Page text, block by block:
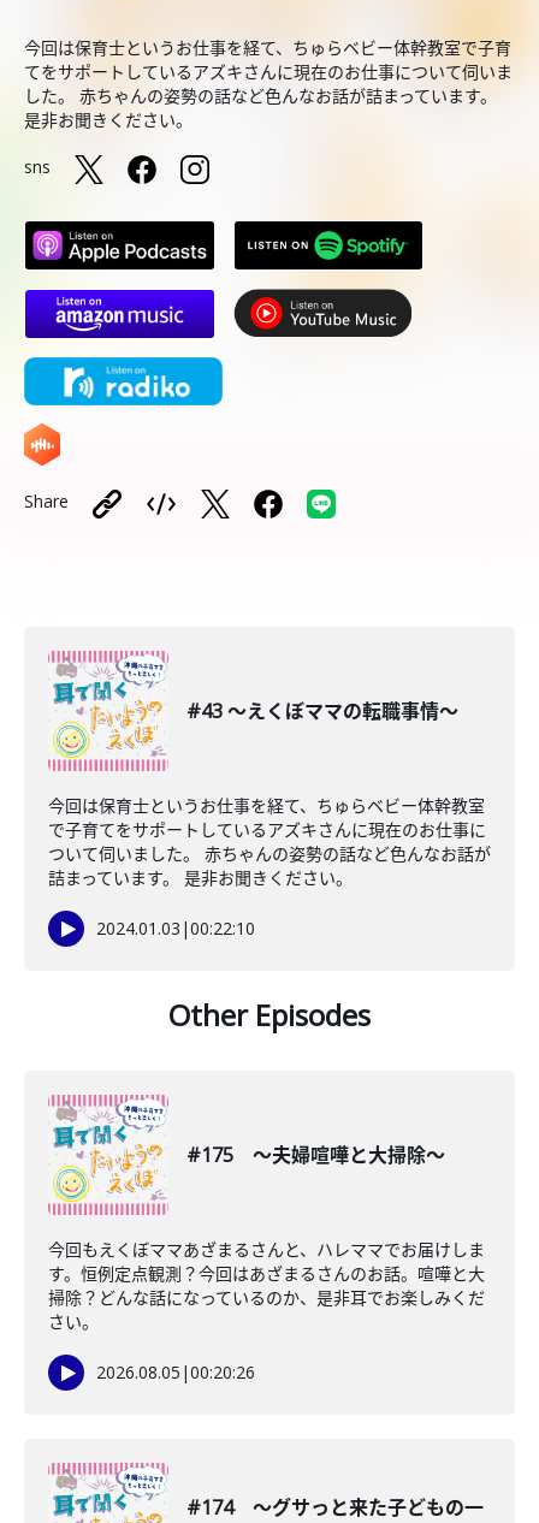
今回は保育士というお仕事を経て、ちゅらベビー体幹教室で子育
てをサポートしているアズキさんに現在のお仕事について伺いま
した。 赤ちゃんの姿勢の話など色んなお話が詰まっています。
是非お聞きください。
sns
Share
#43 〜えくぼママの転職事情〜
今回は保育士というお仕事を経て、ちゅらベビー体幹教室
で子育てをサポートしているアズキさんに現在のお仕事に
ついて伺いました。 赤ちゃんの姿勢の話など色んなお話が
詰まっています。 是非お聞きください。
2024.01.03 |00:22:10
Other Episodes
#175 〜夫婦喧嘩と大掃除〜
今回もえくぼママあざまるさんと、ハレママでお届けしま
す。恒例定点観測？今回はあざまるさんのお話。喧嘩と大
掃除？どんな話になっているのか、是非耳でお楽しみくだ
さい。
2026.08.05 |00:20:26
#174 〜グサっと来た子どもの一